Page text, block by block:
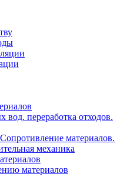
вод. переработка отходов.
материалов.
механика
материалов